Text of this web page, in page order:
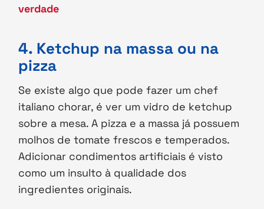
verdade
4. Ketchup na massa ou na
pizza
Se existe algo que pode fazer um chef
italiano chorar, é ver um vidro de ketchup
sobre a mesa. A pizza e a massa já possuem
molhos de tomate frescos e temperados.
Adicionar condimentos artificiais é visto
como um insulto à qualidade dos
ingredientes originais.